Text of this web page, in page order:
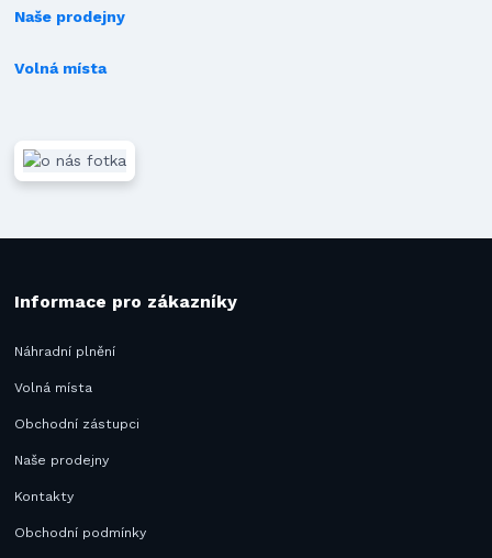
Naše prodejny
Volná místa
Informace pro zákazníky
Náhradní plnění
Volná místa
Obchodní zástupci
Naše prodejny
Kontakty
Obchodní podmínky